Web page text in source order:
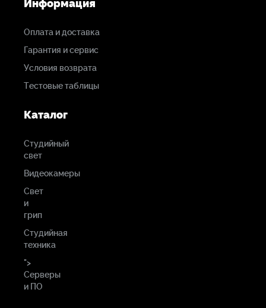
Технические характеристики Рамы
для текстиля Kupo KH-12 Butterfly
Frame 12x12
Цвет
Черный
Материал
Алюминий
Размеры
(Д х Ш х
В)
133.50 х 15.19 х 7.49 см
Вес
Информация
Оплата и доставка
Гарантия и сервис
Условия возврата
Тестовые таблицы
Каталог
Студийный
свет
Видеокамеры
Свет
и
грип
Студийная
техника
">
Серверы
и ПО